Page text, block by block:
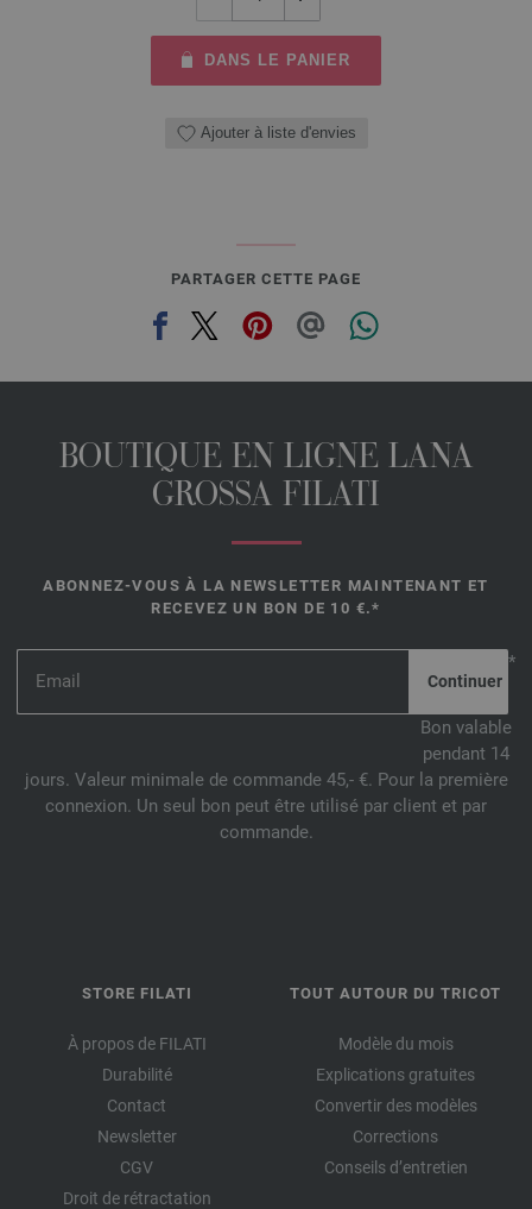
DANS LE PANIER
Ajouter à liste d'envies
PARTAGER CETTE PAGE
BOUTIQUE EN LIGNE LANA
GROSSA FILATI
ABONNEZ-VOUS À LA NEWSLETTER MAINTENANT ET
RECEVEZ UN BON DE 10 €.*
*
Bon valable
pendant 14
jours. Valeur minimale de commande 45,- €. Pour la première
connexion. Un seul bon peut être utilisé par client et par
commande.
STORE FILATI
À propos de FILATI
Durabilité
Contact
Newsletter
CGV
Droit de rétractation
TOUT AUTOUR DU TRICOT
Modèle du mois
Explications gratuites
Convertir des modèles
Corrections
Conseils d’entretien